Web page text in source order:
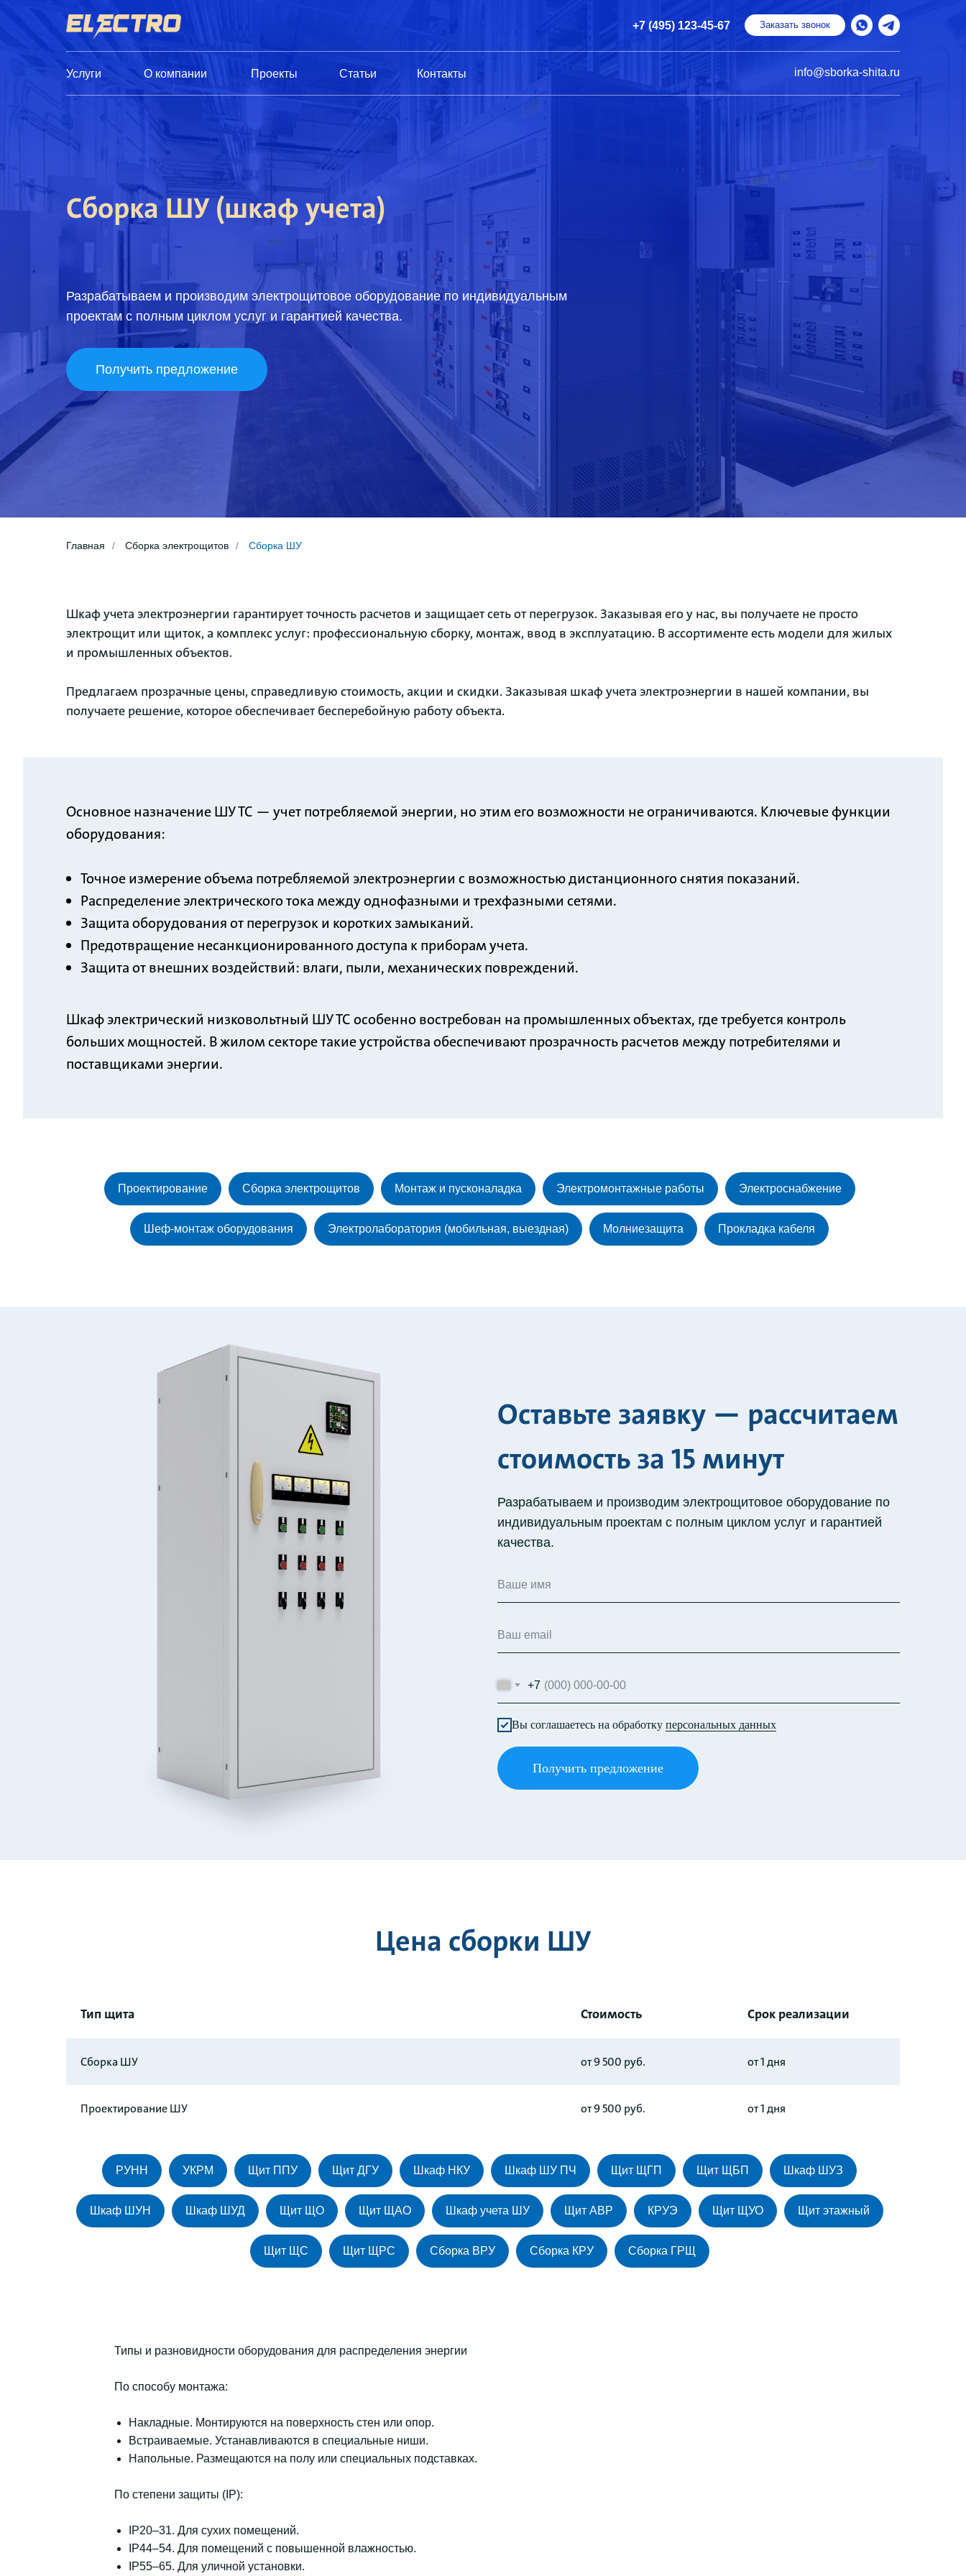
О компании Проекты
Услуги Статьи Контакты info@sborka-shita.ru
+7 (495) 123-45-67
Сборка ШУ (шкаф учета)
Получить предложение
Заказать звонок
Разрабатываем и производим электрощитовое оборудование по индивидуальным
проектам с полным циклом услуг и гарантией качества.
Главная / Сборка электрощитов / Сборка ШУ
Шкаф учета электроэнергии гарантирует точность расчетов и защищает сеть от перегрузок. Заказывая его у нас, вы получаете не просто
электрощит или щиток, а комплекс услуг: профессиональную сборку, монтаж, ввод в эксплуатацию. В ассортименте есть модели для жилых
и промышленных объектов.
Предлагаем прозрачные цены, справедливую стоимость, акции и скидки. Заказывая шкаф учета электроэнергии в нашей компании, вы
получаете решение, которое обеспечивает бесперебойную работу объекта.
Основное назначение ШУ ТС — учет потребляемой энергии, но этим его возможности не ограничиваются. Ключевые функции
оборудования:
Точное измерение объема потребляемой электроэнергии с возможностью дистанционного снятия показаний.
Распределение электрического тока между однофазными и трехфазными сетями.
Защита оборудования от перегрузок и коротких замыканий.
Предотвращение несанкционированного доступа к приборам учета.
Защита от внешних воздействий: влаги, пыли, механических повреждений.
Шкаф электрический низковольтный ШУ ТС особенно востребован на промышленных объектах, где требуется контроль
больших мощностей. В жилом секторе такие устройства обеспечивают прозрачность расчетов между потребителями и
поставщиками энергии.
Проектирование Сборка электрощитов Монтаж и пусконаладка Электромонтажные работы Электроснабжение
Шеф-монтаж оборудования Электролаборатория (мобильная, выездная) Молниезащита Прокладка кабеля
Разрабатываем и производим электрощитовое оборудование по
индивидуальным проектам с полным циклом услуг и гарантией
качества.
Оставьте заявку — рассчитаем
стоимость за 15 минут
+7
Вы соглашаетесь на обработку персональных данных
Получить предложение
Цена сборки ШУ
Тип щита Стоимость Срок реализации
Сборка ШУ от 9 500 руб. от 1 дня
Проектирование ШУ от 9 500 руб. от 1 дня
РУНН УКРМ Щит ППУ Щит ДГУ Шкаф НКУ Шкаф ШУ ПЧ Щит ЩГП Щит ЩБП Шкаф ШУЗ
Шкаф ШУН Шкаф ШУД Щит ЩО Щит ЩАО Шкаф учета ШУ Щит АВР КРУЭ Щит ЩУО Щит этажный
Щит ЩС Щит ЩРС Сборка ВРУ Сборка КРУ Сборка ГРЩ
Типы и разновидности оборудования для распределения энергии
По способу монтажа:
Накладные. Монтируются на поверхность стен или опор.
Встраиваемые. Устанавливаются в специальные ниши.
Напольные. Размещаются на полу или специальных подставках.
По степени защиты (IP):
IP20–31. Для сухих помещений.
IP44–54. Для помещений с повышенной влажностью.
IP55–65. Для уличной установки.